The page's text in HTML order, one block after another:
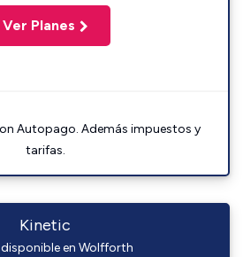
Ver Planes
Autopago. Además impuestos y
tarifas.
Kinetic
en Wolfforth